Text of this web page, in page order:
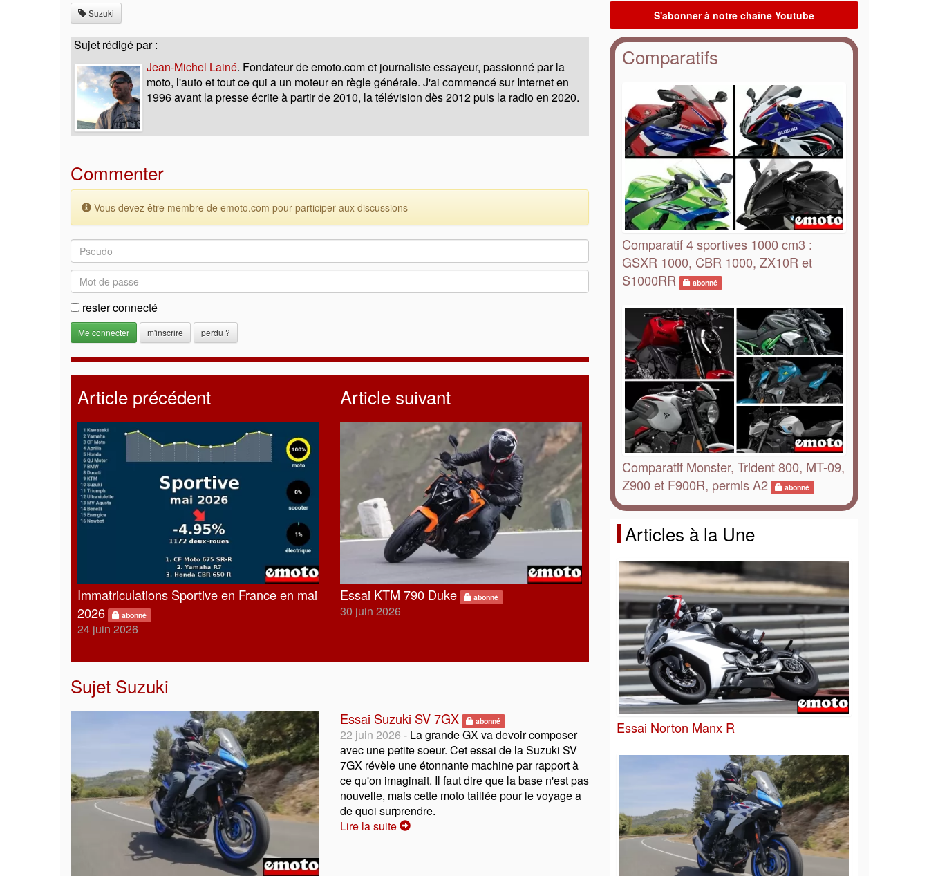
Suzuki
Sujet rédigé par :
Jean-Michel Lainé. Fondateur de emoto.com et journaliste essayeur, passionné par la
moto, l'auto et tout ce qui a un moteur en règle générale. J'ai commencé sur Internet en
1996 avant la presse écrite à partir de 2010, la télévision dès 2012 puis la radio en 2020.
Commenter
Vous devez être membre de emoto.com pour participer aux discussions
rester connecté
m'inscrire perdu ?
Article précédent
Immatriculations Sportive en France en mai
2026
abonné
24 juin 2026
Article suivant
Essai KTM 790 Duke abonné
30 juin 2026
Sujet Suzuki
Essai Suzuki SV 7GX abonné
22 juin 2026 - La grande GX va devoir composer
avec une petite soeur. Cet essai de la Suzuki SV
7GX révèle une étonnante machine par rapport à
ce qu'on imaginait. Il faut dire que la base n'est pas
nouvelle, mais cette moto taillée pour le voyage a
de quoi surprendre.
Lire la suite
Comparatifs
Comparatif 4 sportives 1000 cm3 :
GSXR 1000, CBR 1000, ZX10R et
S1000RR
abonné
Comparatif Monster, Trident 800, MT-09,
Z900 et F900R, permis A2
abonné
Articles à la Une
Essai Norton Manx R